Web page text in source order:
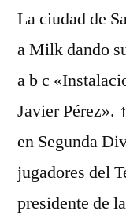
La ciudad de
a Milk dando
a b c
Javier Pérez».
en Segunda
jugadores del
presidente de